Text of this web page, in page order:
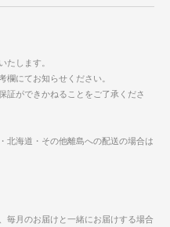
たします。
欄にてお知らせください。
証ができかねることをご了承くださ
北海道・その他離島への配送の場合は
毎月のお届けと一緒にお届けする場合